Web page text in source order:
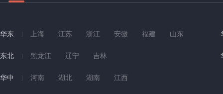
华东 上海 江苏 浙江 安徽 福建 山东
东北 黑龙江 辽宁 吉林
华中 河南 湖北 湖南 江西